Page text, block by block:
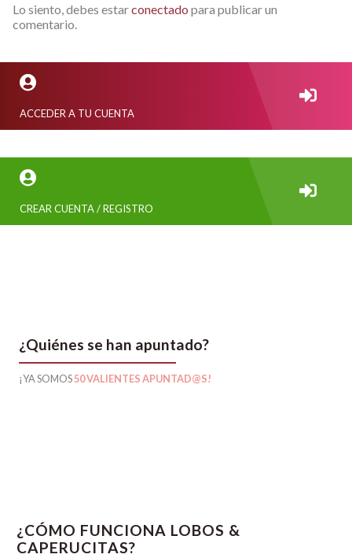
Lo siento, debes estarconectado para publicar un
comentario.
ACCEDER A TU CUENTA
CREAR CUENTA / REGISTRO
¿Quiénes se han apuntado?
¡YA SOMOS50 VALIENTES APUNTAD@S!
¿CÓMO FUNCIONA LOBOS &
CAPERUCITAS?